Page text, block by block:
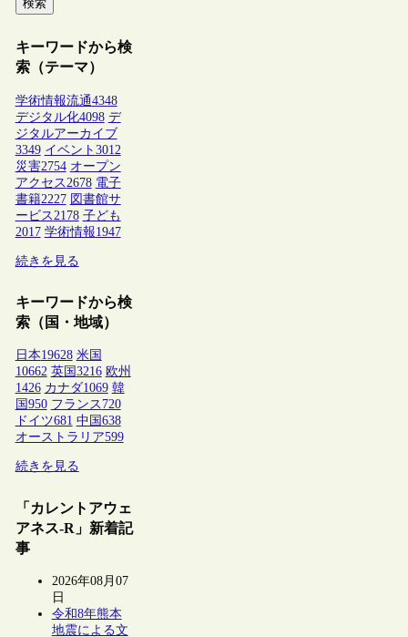
検索
キーワードから検
索（テーマ）
学術情報流通4348
デジタル化4098 デ
ジタルアーカイブ
3349 イベント 3012
災害2754 オープン
アクセス 2678 電子
書籍2227 図書館サ
ービス 2178 子ども
2017 学術情報1947
続きを見る
キーワードから検
索（国・地域）
日本19628 米国
10662 英国 3216 欧州
1426 カナダ1069 韓
国 950 フランス 720
ドイツ681 中国 638
オーストラリア599
続きを見る
「カレントアウェ
アネス-R」新着記
事
2026年08月07
日
令和8年熊本
地震による文